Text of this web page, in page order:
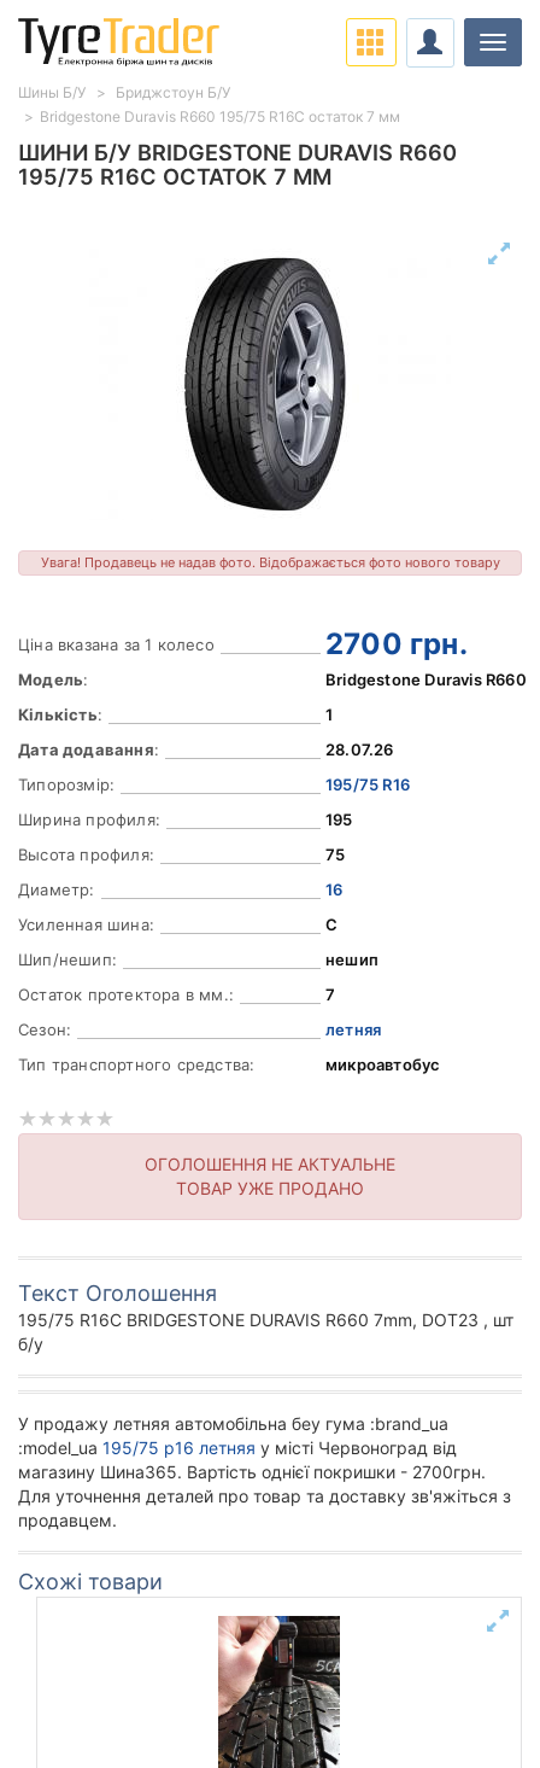
ШИНИ Б/У BRIDGESTONE DURAVIS R660
195/75 R16C ОСТАТОК 7 ММ
Увага! Продавець не надав фото. Відображається фото нового товару
Ціна вказана за 1 колесо 2700 грн.
Модель:
Bridgestone Duravis R660
Кількість:
1
Дата додавання:
28.07.26
Типорозмір:
195/75 R16
Ширина профиля:
195
Высота профиля:
75
Диаметр:
16
Усиленная шина:
C
Шип/нешип:
нешип
Остаток протектора в мм.:
7
Сезон:
летняя
Тип транспортного средства:
микроавтобус
ОГОЛОШЕННЯ НЕ АКТУАЛЬНЕ
ТОВАР УЖЕ ПРОДАНО
Текст Оголошення
195/75 R16C BRIDGESTONE DURAVIS R660 7mm, DOT23 , шт
б/у
У продажу летняя автомобільна беу гума :brand_ua
:model_ua 195/75 р16 летняя у місті Червоноград від
магазину Шина365. Вартість однієї покришки - 2700грн.
Для уточнення деталей про товар та доставку зв'яжіться з
продавцем.
Схожі товари
Шины Б/У
Бриджстоун Б/У
Bridgestone Duravis R660 195/75 R16C остаток 7 мм